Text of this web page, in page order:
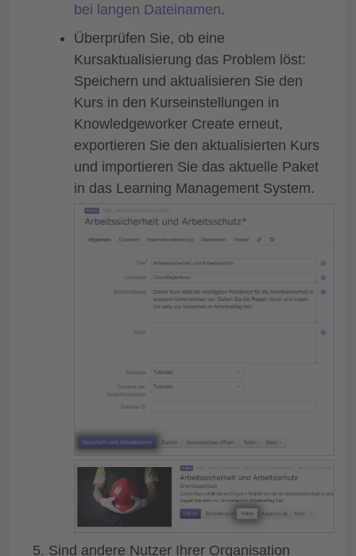
bei langen Dateinamen.
Überprüfen Sie, ob eine
Kursaktualisierung das Problem löst:
Speichern und aktualisieren Sie den
Kurs in den Kurseinstellungen in
Knowledgeworker Create erneut,
exportieren Sie den aktualisierten Kurs
und importieren Sie das aktuelle Paket
in das Learning Management System.
Sind andere Nutzer Ihrer Organisation